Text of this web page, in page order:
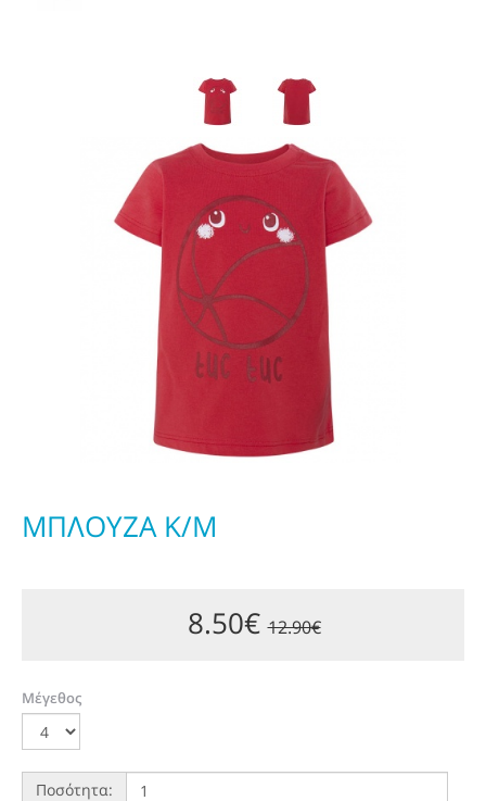
ΜΠΛΟΥΖΑ Κ/Μ
8.50€ 12.90€
Μέγεθος
Ποσότητα: